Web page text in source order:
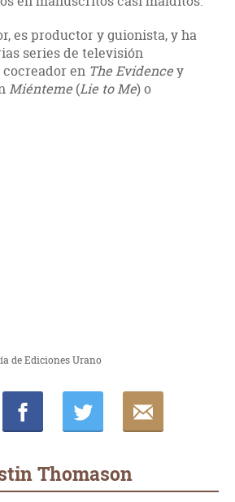
es productor y guionista, y ha
series de televisión
en The Evidencey
Miénteme (Lie to Me) o
de Ediciones Urano
Thomason